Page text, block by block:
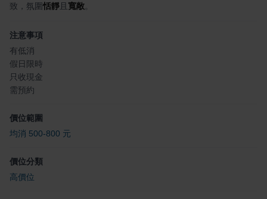
致，氛圍恬靜 且 寬敞
注意事項
有低消
假日限時
只收現金
需預約
價位範圍
均消 500-800 元
價位分類
高價位